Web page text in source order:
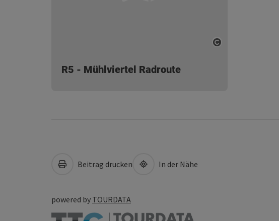
R5 - Mühlviertel Radroute
Beitrag drucken In der Nähe
powered by TOURDATA